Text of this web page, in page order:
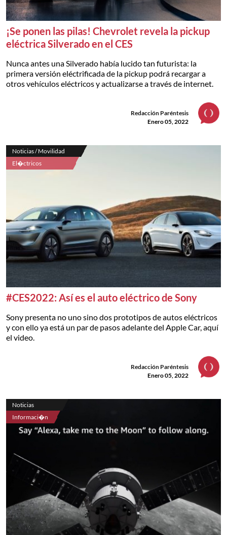
¡Se ponen las pilas! Chevrolet revela la pickup
eléctrica Silverado en el CES
Nunca antes una Silverado había lucido tan futurista: la
primera versión eléctrificada de la pickup podrá recargar a
otros vehículos eléctricos y actualizarse a través de internet.
Redacción Paréntesis
Enero 05, 2022
Noticias / Movilidad
El�ctricos
#CES2022: Así es el auto eléctrico de Sony
Sony presenta no uno sino dos prototipos de autos eléctricos
y con ello ya está un par de pasos adelante del Apple Car, aquí
el video.
Redacción Paréntesis
Enero 05, 2022
Noticias
Informaci�n